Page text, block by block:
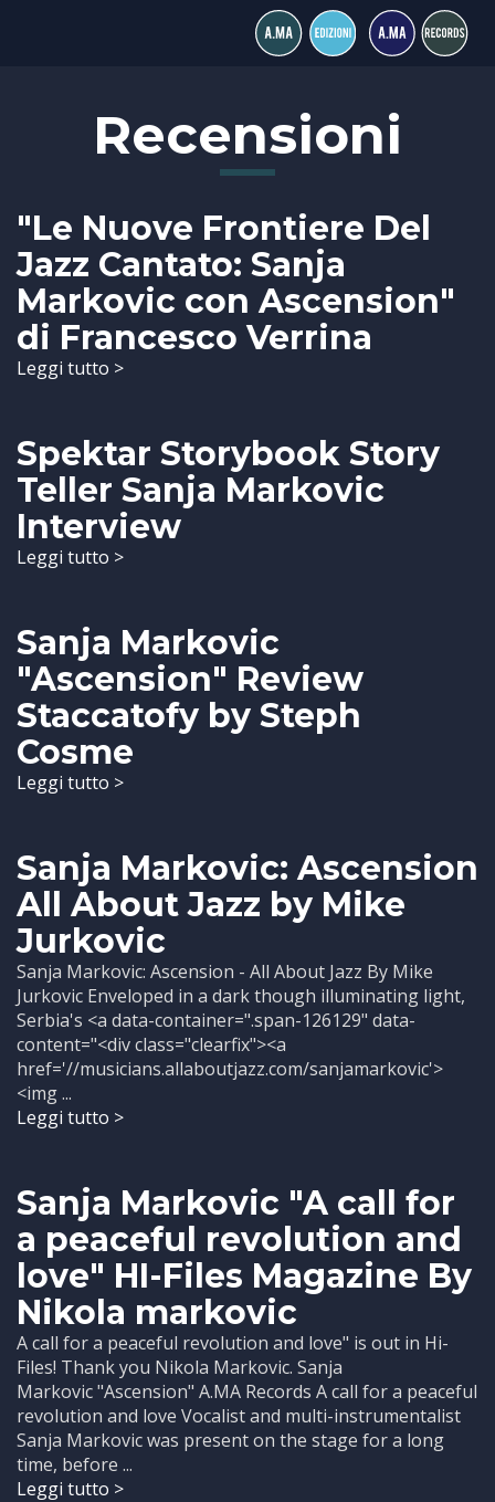
Recensioni
"Le Nuove Frontiere Del
Jazz Cantato: Sanja
Markovic con Ascension"
di Francesco Verrina
Leggi tutto >
Spektar Storybook Story
Teller Sanja Markovic
Interview
Leggi tutto >
Sanja Markovic
"Ascension" Review
Staccatofy by Steph
Cosme
Leggi tutto >
Sanja Markovic: Ascension
All About Jazz by Mike
Jurkovic
Sanja Markovic: Ascension - All About Jazz By Mike
Jurkovic Enveloped in a dark though illuminating light,
Serbia's <a data-container=".span-126129" data-
content="<div class="clearfix"><a
href='//musicians.allaboutjazz.com/sanjamarkovic'>
<img ...
Leggi tutto >
Sanja Markovic "A call for
a peaceful revolution and
love" HI-Files Magazine By
Nikola markovic
A call for a peaceful revolution and love" is out in Hi-
Files! Thank you Nikola Markovic. Sanja
Markovic "Ascension" A.MA Records A call for a peaceful
revolution and love Vocalist and multi-instrumentalist
Sanja Markovic was present on the stage for a long
time, before ...
Leggi tutto >